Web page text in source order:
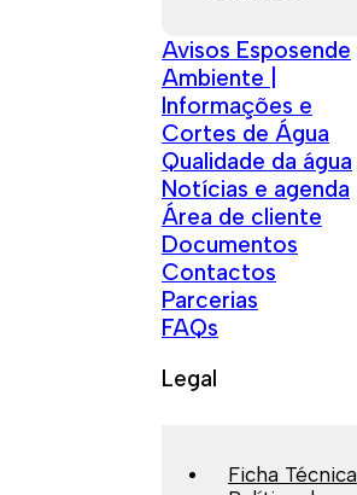
Avisos Esposende
Ambiente |
Informações e
Cortes de Água
Qualidade da água
Notícias e agenda
Área de cliente
Documentos
Contactos
Parcerias
FAQs
Legal
Ficha Técnica